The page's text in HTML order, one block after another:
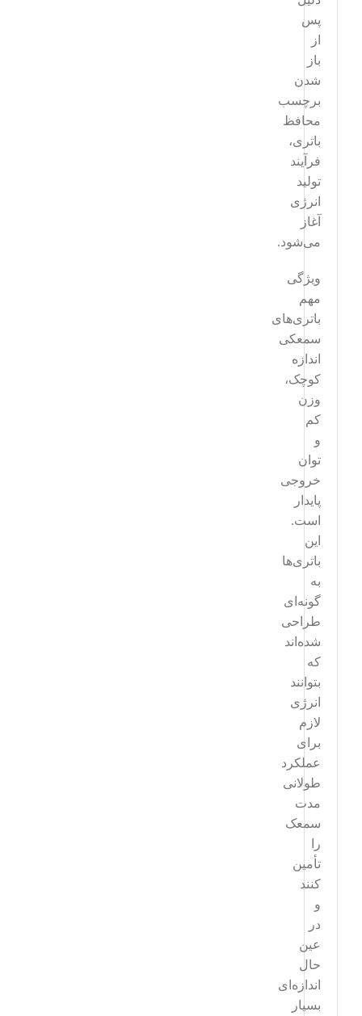
پس
از
باز
شدن
برچسب
محافظ
باتری،
فرآیند
تولید
انرژی
آغاز
می‌شود.
ویژگی
مهم
باتری‌های
سمعکی
اندازه
کوچک،
وزن
کم
و
توان
خروجی
پایدار
است.
این
باتری‌ها
به
گونه‌ای
طراحی
شده‌اند
که
بتوانند
انرژی
لازم
برای
عملکرد
طولانی
مدت
سمعک
را
تأمین
کنند
و
در
عین
حال
اندازه‌ای
بسیار